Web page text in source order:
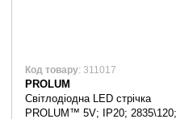
Код товару: 311017
PROLUM
Світлодіодна LED стрічка
PROLUM™ 5V; IP20; 2835\120;